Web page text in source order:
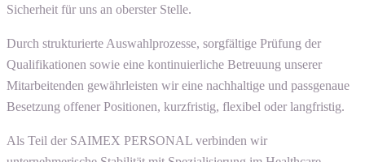
Sicherheit für uns an oberster Stelle.
Durch strukturierte Auswahlprozesse, sorgfältige Prüfung der
Qualifikationen sowie eine kontinuierliche Betreuung unserer
Mitarbeitenden gewährleisten wir eine nachhaltige und passgenaue
Besetzung offener Positionen, kurzfristig, flexibel oder langfristig.
Als Teil der SAIMEX PERSONAL verbinden wir